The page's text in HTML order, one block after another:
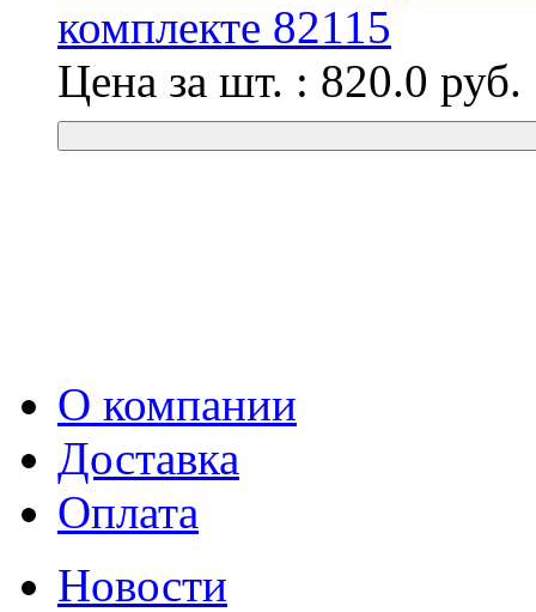
комплекте 82115
Цена за шт. : 820.0 руб.
О компании
Доставка
Оплата
Новости